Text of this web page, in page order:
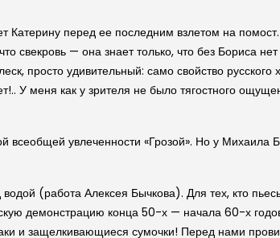
перед ее по­следним взлетом на
свекровь — она знает только, что без Бориса
просто удивительный: само свойство
У меня как у зрителя не было тягостного
увлеченности «Грозой». Но у Михаила
(работа Алексея Бычкова). Для тех, кто
демонстрацию конца 50-х — начала 60-х
и защелкивающиеся сумочки! Перед нами